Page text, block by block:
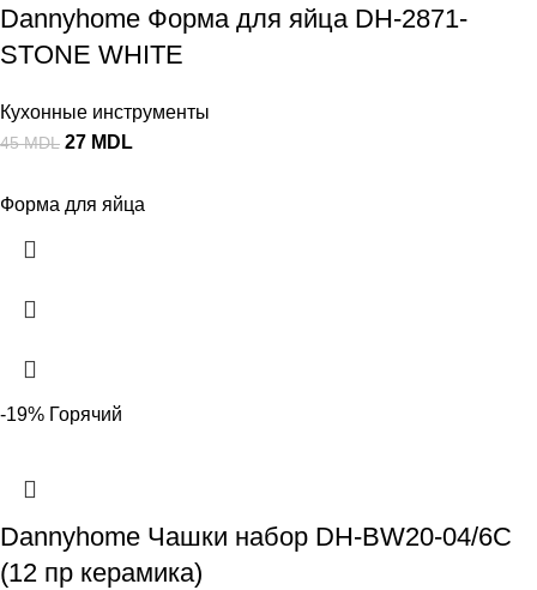
Dannyhome Форма для яйца DH-2871-
STONE WHITE
Кухонные инструменты
45MDL 27 MDL
Форма для яйца
-19% Горячий
Dannyhome Чашки набор DH-BW20-04/6C
(12 пр керамика)